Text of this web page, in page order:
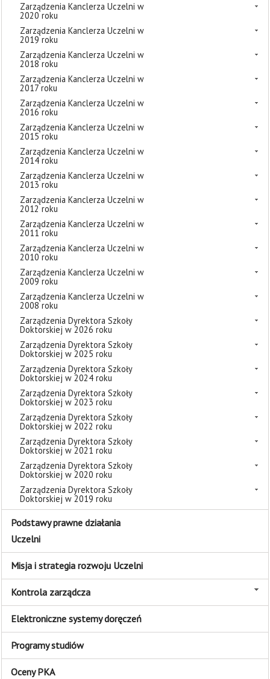
Zarządzenia Kanclerza Uczelni w
2020 roku
Zarządzenia Kanclerza Uczelni w
2019 roku
Zarządzenia Kanclerza Uczelni w
2018 roku
Zarządzenia Kanclerza Uczelni w
2017 roku
Zarządzenia Kanclerza Uczelni w
2016 roku
Zarządzenia Kanclerza Uczelni w
2015 roku
Zarządzenia Kanclerza Uczelni w
2014 roku
Zarządzenia Kanclerza Uczelni w
2013 roku
Zarządzenia Kanclerza Uczelni w
2012 roku
Zarządzenia Kanclerza Uczelni w
2011 roku
Zarządzenia Kanclerza Uczelni w
2010 roku
Zarządzenia Kanclerza Uczelni w
2009 roku
Zarządzenia Kanclerza Uczelni w
2008 roku
Zarządzenia Dyrektora Szkoły
Doktorskiej w 2026 roku
Zarządzenia Dyrektora Szkoły
Doktorskiej w 2025 roku
Zarządzenia Dyrektora Szkoły
Doktorskiej w 2024 roku
Zarządzenia Dyrektora Szkoły
Doktorskiej w 2023 roku
Zarządzenia Dyrektora Szkoły
Doktorskiej w 2022 roku
Zarządzenia Dyrektora Szkoły
Doktorskiej w 2021 roku
Zarządzenia Dyrektora Szkoły
Doktorskiej w 2020 roku
Zarządzenia Dyrektora Szkoły
Doktorskiej w 2019 roku
Podstawy prawne działania
Uczelni
Misja i strategia rozwoju Uczelni
Kontrola zarządcza
Elektroniczne systemy doręczeń
Programy studiów
Oceny PKA